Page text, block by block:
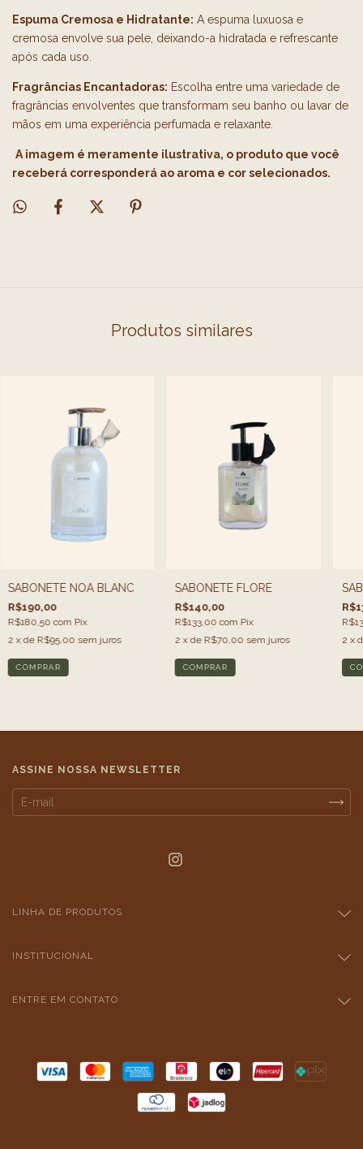
Espuma Cremosa e Hidratante: A espuma luxuosa e
cremosa envolve sua pele, deixando-a hidratada e refrescante
após cada uso.
Fragrâncias Encantadoras: Escolha entre uma variedade de
fragrâncias envolventes que transformam seu banho ou lavar de
mãos em uma experiência perfumada e relaxante.
A imagem é meramente ilustrativa, o produto que você
receberá corresponderá ao aroma e cor selecionados.
Produtos similares
SABONETE NOA BLANC
R$190,00
R$180,50com Pix
2 x de R$95,00 sem juros
COMPRAR
SABONETE FLORÉ
R$140,00
R$133,00com Pix
2 x de R$70,00 sem juros
COMPRAR
2 x
ASSINE NOSSA NEWSLETTER
LINHA DE PRODUTOS
INSTITUCIONAL
ENTRE EM CONTATO